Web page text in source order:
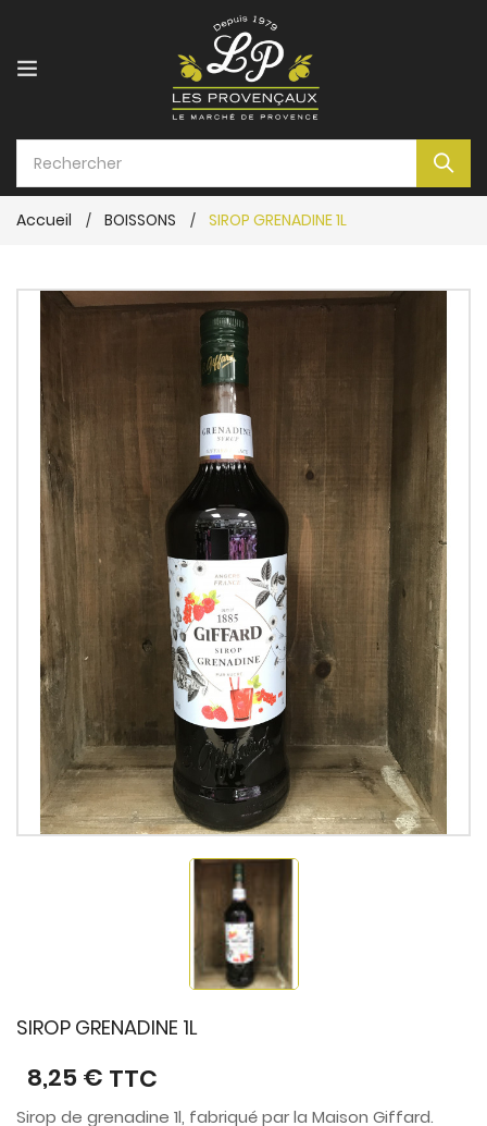
Accueil BOISSONS SIROP GRENADINE 1L
SIROP GRENADINE 1L
8,25 € TTC
Sirop de grenadine 1l, fabriqué par la Maison Giffard.